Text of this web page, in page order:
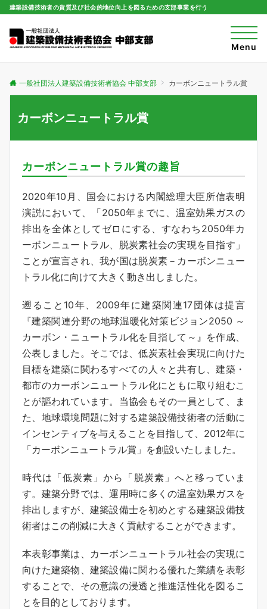
建築設備技術者の資質及び社会的地位向上を図るための支部事業を行う
t
o
g
n
Menu
一般社団法人建築設備技術者協会 中部支部 カーボンニュートラル賞
カーボンニュートラル賞
カーボンニュートラル賞の趣旨
2020年10月、国会における内閣総理大臣所信表明
演説において、「2050年までに、温室効果ガスの
排出を全体としてゼロにする、すなわち2050年カ
ーボンニュートラル、脱炭素社会の実現を目指す」
ことが宣言され、我が国は脱炭素－カーボンニュー
トラル化に向けて大きく動き出しました。
遡ること10年、2009年に建築関連17団体は提言
『建築関連分野の地球温暖化対策ビジョン2050 ～
カーボン・ニュートラル化を目指して～』を作成、
公表しました。そこでは、低炭素社会実現に向けた
目標を建築に関わるすべての人々と共有し、建築・
都市のカーボンニュートラル化にともに取り組むこ
とが謳われています。当協会もその一員として、ま
た、地球環境問題に対する建築設備技術者の活動に
インセンティブを与えることを目指して、2012年に
「カーボンニュートラル賞」を創設いたしました。
時代は「低炭素」から「脱炭素」へと移っていま
す。建築分野では、運用時に多くの温室効果ガスを
排出しますが、建築設備士を初めとする建築設備技
術者はこの削減に大きく貢献することができます。
本表彰事業は、カーボンニュートラル社会の実現に
向けた建築物、建築設備に関わる優れた業績を表彰
することで、その意識の浸透と推進活性化を図るこ
とを目的としております。